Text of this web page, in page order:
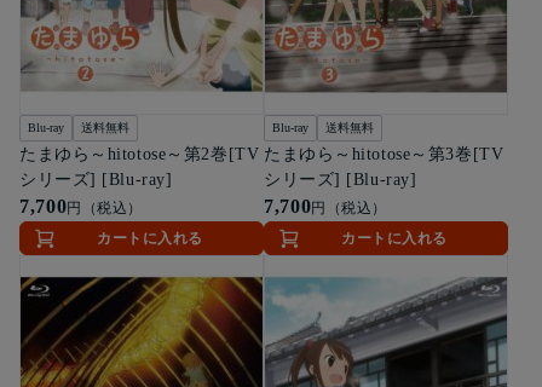
Blu-ray 送料無料
たまゆら～hitotose～第2巻[TV
シリーズ] [Blu-ray]
7,700円（税込）
カートに入れる
Blu-ray 送料無料
たまゆら～hitotose～第3巻[TV
シリーズ] [Blu-ray]
7,700円（税込）
カートに入れる